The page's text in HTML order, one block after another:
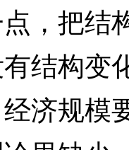
，把结
结构变
济规模